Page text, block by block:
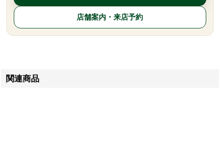
店舗案内・来店予約
関連商品